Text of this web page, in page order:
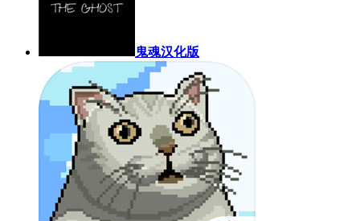
鬼魂汉化版